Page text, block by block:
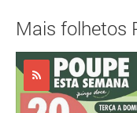
Mais folhetos